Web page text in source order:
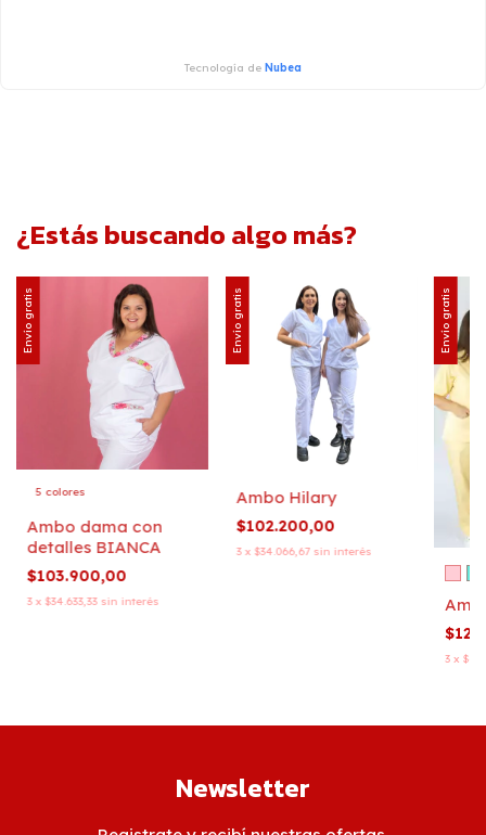
Tecnología de Nubea
¿Estás buscando algo más?
Envío gratis
5 colores
Ambo dama con
detalles BIANCA
$103.900,00
3 x $34.633,33 sin interés
Envío gratis
Ambo Hilary
$102.200,00
3 x $34.066,67 sin interés
Envío gratis
3 x
Newsletter